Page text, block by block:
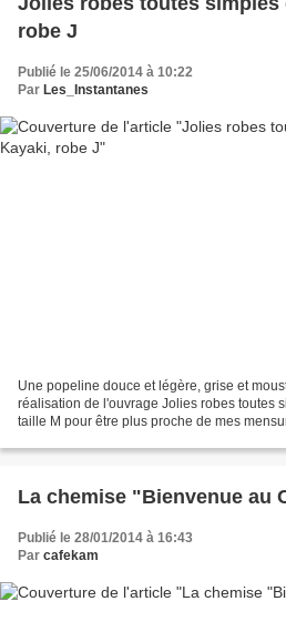
robe J
Publié le 25/06/2014 à 10:22
Par Les_Instantanes
Une popeline douce et légère, grise et
réalisation de l'ouvrage Jolies robes toutes
taille M pour être plus proche de mes
La chemise "Bienvenue au
Publié le 28/01/2014 à 16:43
Par cafekam